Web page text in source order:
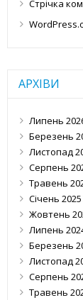
Стрічка
АРХІВИ
Липень
Березень
Листопад
Серпень
Травень
Січень 2025
Жовтень
Липень
Березень
Листопад
Серпень
Травень